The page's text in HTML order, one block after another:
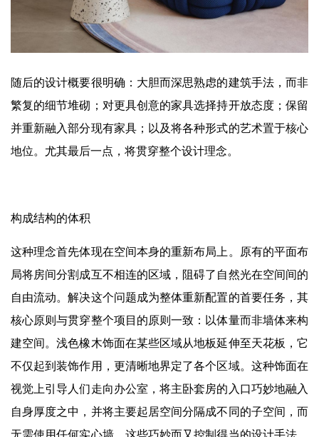
随后的设计概要很明确：大胆而深思熟虑的建筑手法，而非
繁复的细节堆砌；对更具创意的家具选择持开放态度；保留
并重新融入部分现有家具；以及将各种形式的艺术置于核心
地位。尤其最后一点，将贯穿整个设计理念。
构成结构的体积
这种理念首先体现在空间本身的重新布局上。原有的平面布
局将房间分割成互不相连的区域，阻碍了自然光在空间间的
自由流动。解决这个问题成为整体重新配置的首要任务，其
核心原则与贯穿整个项目的原则一致：以体量而非墙体来构
建空间。浅色橡木饰面在某些区域从地板延伸至天花板，它
不仅起到装饰作用，更清晰地界定了各个区域。这种饰面在
视觉上引导人们走向办公室，将主卧套房的入口巧妙地融入
自身厚度之中，并将主要起居空间分隔成不同的子空间，而